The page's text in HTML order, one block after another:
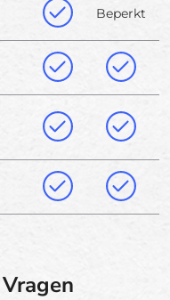
Beperkt